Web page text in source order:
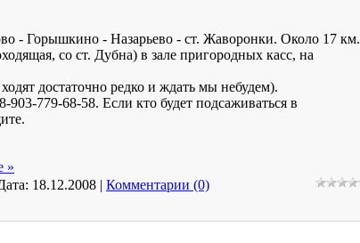
- Горышкино - Назарьево - ст. Жаворонки. Около 17 км.
со ст. Дубна) в зале пригородных касс, на
достаточно редко и ждать мы небудем).
903-779-68-58. Если кто будет подсаживаться в
»
18.12.2008 | Комментарии (0)